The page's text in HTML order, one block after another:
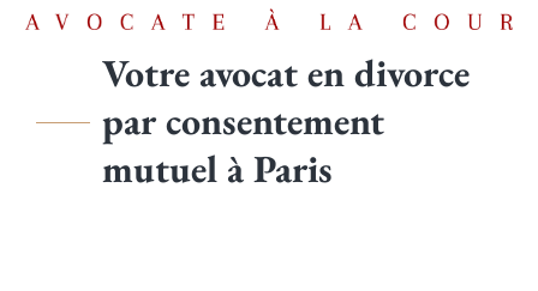
Votre avocat en divorce
par consentement
mutuel à Paris